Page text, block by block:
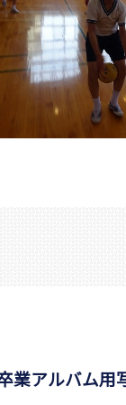
アルバム用